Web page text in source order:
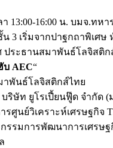
13:00-16:00 น. บมจ.ทห
3 เริ่มจากปาฐกถาพิเศ
ระธานสมาพันธ์โลจิสติก
AEC“
พันธ์โลจิสติกส์ไทย
ริษัท ยูโรเปี้ยนฟู๊ด จำกัด
ศูนย์วิเคราะห์เศรษฐกิจ
รรมการพัฒนาการเศรษ